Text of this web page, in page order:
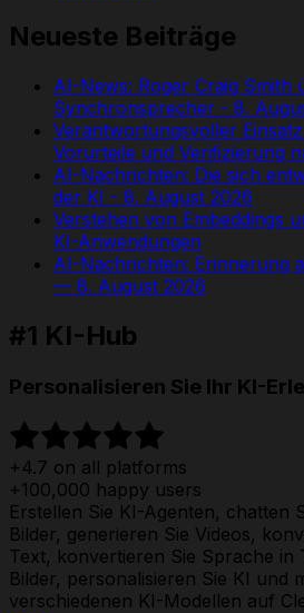
Neueste Beiträge
AI-News: Roger Craig Smith
Synchronsprecher - 8.
Verantwortungsvoller
Vorurteile und Verifizierung
AI-Nachrichten: Die sich
der KI - 8. August 2026
Verstehen von Embeddings
KI-Anwendungen
AI-Nachrichten: Erinnerung
— 8. August 2026
#1 KI-Hub
Personalisieren Sie Ihr KI-
+4.7 on all platforms
+100,000 happy users
Erstellen Sie KI-Agenten, chatten
Bilder, generieren Sie Videos,
Text, konvertieren Sie Sprache in
Bilder, personalisieren Sie KI und
verschiedenen KI-Modellen auf